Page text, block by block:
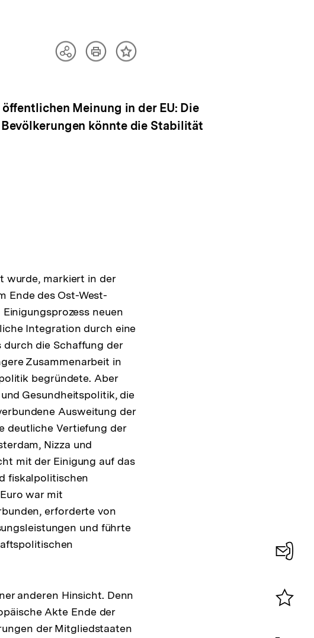
TeilenArtikelInhalt
Meinung in der EU: Die
könnte die Stabilität
wurde, markiert in der
Ende des Ost-West-
neuen
Integration durch eine
die Schaffung der
Zusammenarbeit in
begründete. Aber
Gesundheitspolitik, die
Ausweitung der
deutliche Vertiefung der
Nizza und
mit der Einigung auf das
fiskalpolitischen
war mit
erforderte von
und führte
anderen Hinsicht. Denn
Akte Ende der
der Mitgliedstaaten